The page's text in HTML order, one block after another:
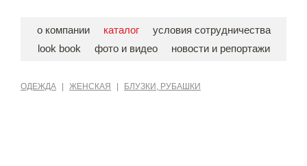
о компании каталог
условия сотрудничества
look book
фото и видео новости и репортажи
ОДЕЖДА ЖЕНСКАЯ БЛУЗКИ, РУБАШКИ